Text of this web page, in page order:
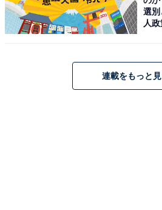
選別
人
連載をもっと